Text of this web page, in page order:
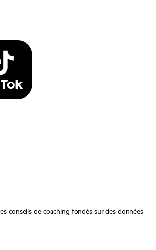
conseils de coaching fondés sur des données